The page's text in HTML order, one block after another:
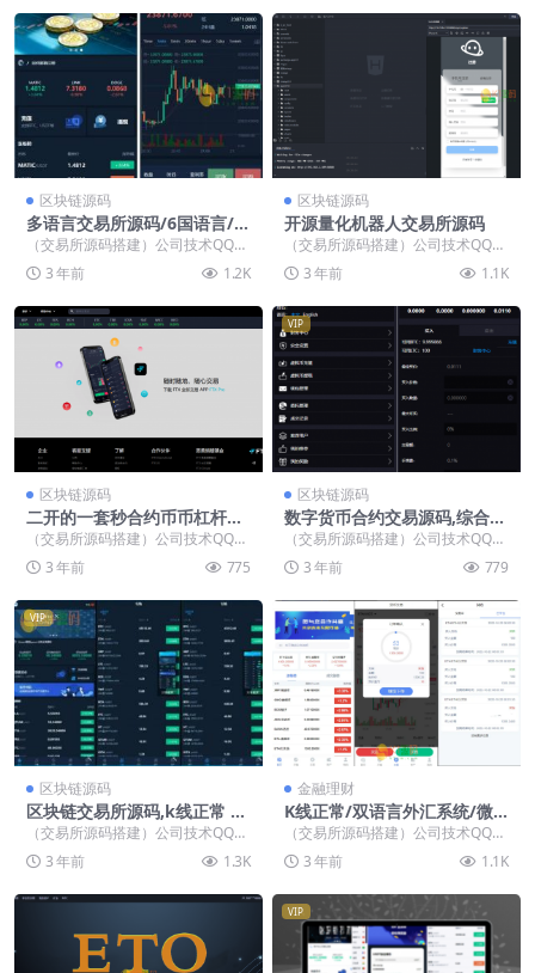
区块链源码
多语言交易所源码/6国语言/秒
合约/可控币币数据以及交易
（交易所源码搭建）公司技术QQ：
34401713，最新版源码 很多朋友
在寻找的一...
3 年前 1.2K
区块链源码
开源量化机器人交易所源码
（交易所源码搭建）公司技术QQ：
34401713，最新版源码 分享几套
量化机器人...
3 年前 1.1K
区块链源码
二开的一套秒合约币币杠杆交
易所源码pc+mobile前端开源
代码
（交易所源码搭建）公司技术QQ：
34401713，最新版源码 独家二开
的一套新前...
3 年前 775
VIP
区块链源码
数字货币合约交易源码,综合虚
拟货币交易平台源码（基于thi
nkphp框架）中英文切换
（交易所源码搭建）公司技术QQ：
34401713，最新版源码 pc+h5 持
委托...3 年前 779
VIP
区块链源码
区块链交易所源码,k线正常 全
开源带vue源码 -带搭建安装教
（交易所源码搭建）公司技术QQ：
34401713，最新版源码 修复更新
升级版本，...
3 年前 1.3K
金融理财
K线正常/双语言外汇系统/微
盘系统仿交易所/USDT支付
（交易所源码搭建）公司技术QQ：
34401713，最新版源码 fastadmi
n... 3 年前 1.1K
VIP